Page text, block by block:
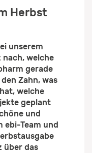
Herbst
unserem
welche
gerade
Zahn, was
welche
geplant
und
ebi-Team und
über das